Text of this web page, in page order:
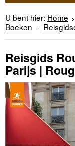
U bent hier: Home
Boeken
Reisgids
Parijs |